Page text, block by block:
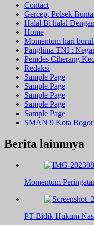
Contact
Gercep, Polsek
Halal Bi halal
Home
Momentum hari
Panglima TNI :
Pemdes Ciherang
Redaksi
Sample Page
Sample Page
Sample Page
Sample Page
Sample Page
SMAN 9 Kota
Berita lainnnya
Momentum
PT Bidik Hukum